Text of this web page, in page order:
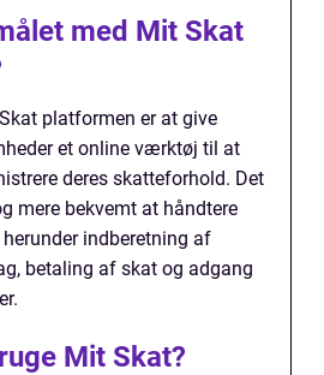
med Mit Skat
platformen er at give
et online værktøj til at
deres skatteforhold. Det
mere bekvemt at håndtere
indberetning af
betaling af skat og adgang
Mit Skat?